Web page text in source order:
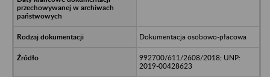
Dokumentacja osobowo-płacowa
992700/611/2608/2018; UNP:
2019-00428623